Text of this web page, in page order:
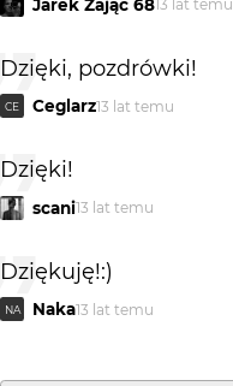
Jarek Zając 6813 lat temu
Dzięki, pozdrówki!
CE Ceglarz13 lat temu
Dzięki!
scani13 lat temu
Dziękuję!:)
NA Naka13 lat temu